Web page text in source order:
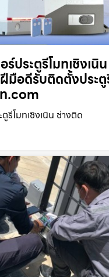
ร์ประตูรีโมทเชิงเนิ
มือดีรับติดตั้งประ
.com
รีโมทเชิงเนิน ช่างติด